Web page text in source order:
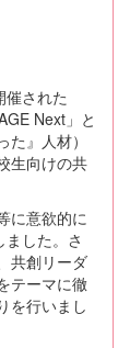
された
Next」と
』人材）
生向けの共
に意欲的に
した。さ
共創リーダ
テーマに徹
を行いまし